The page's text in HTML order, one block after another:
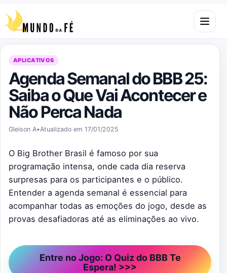
Pular para o conteúdo
Abrir
APLICATIVOS
Agenda Semanal do BBB 25:
Saiba o Que Vai Acontecer e
Não Perca Nada
Gleison A•Atualizado em 17/01/2025
O Big Brother Brasil é famoso por sua
programação intensa, onde cada dia reserva
surpresas para os participantes e o público.
Entender a agenda semanal é essencial para
acompanhar todas as emoções do jogo, desde as
provas desafiadoras até as eliminações ao vivo.
Entre no Jogo: O Quiz do BBB Te
Espera! >>>